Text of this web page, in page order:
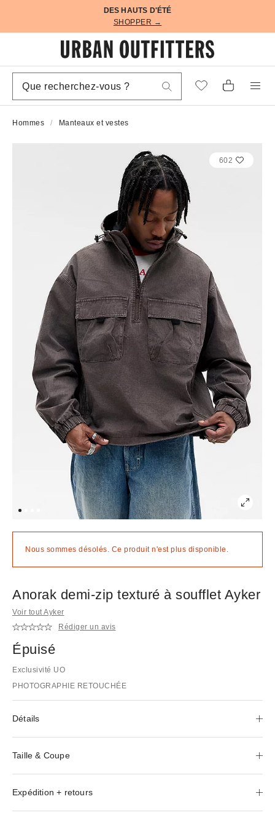
DES HAUTS D'ÉTÉ
SHOPPER →
Hommes Manteaux et vestes
602
Nous sommes désolés. Ce produit n'est plus disponible.
Anorak demi-zip texturé à soufflet Ayker
Voir tout Ayker
Rédiger un avis
Épuisé
Exclusivité UO
PHOTOGRAPHIE RETOUCHÉE
Détails
Taille & Coupe
Expédition + retours